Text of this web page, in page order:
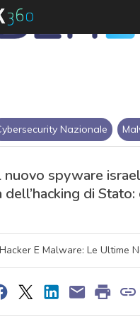
Nazionale
nuovo spyware
di Stato:
E Malware: Le Ultime